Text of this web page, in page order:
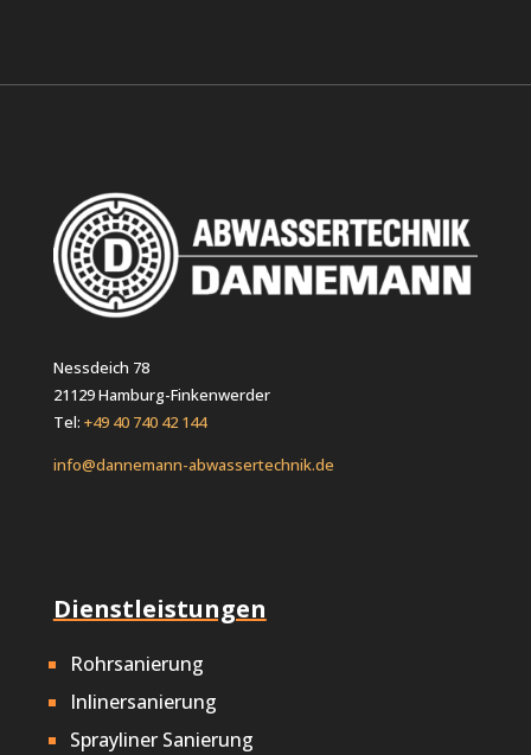
Nessdeich 78
21129 Hamburg-Finkenwerder
Tel: +49 40 740 42 144
info@dannemann-abwassertechnik.de
Dienstleistungen
Rohrsanierung
Inlinersanierung
Sprayliner Sanierung